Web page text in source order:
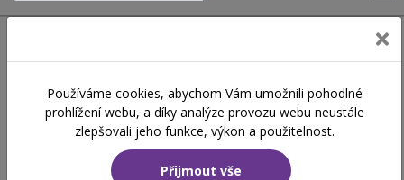
Práce s emocemi v
sociálních službách
Používáme cookies, abychom Vám umožnili pohodlné
prohlížení webu, a díky analýze provozu webu neustále
zlepšovali jeho funkce, výkon a použitelnost.
Přijmout vše